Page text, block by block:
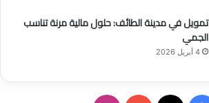
تمويل في مدينة الطائف: حلول مالية مرنة تناسب
الجمي
4 أبريل 2026